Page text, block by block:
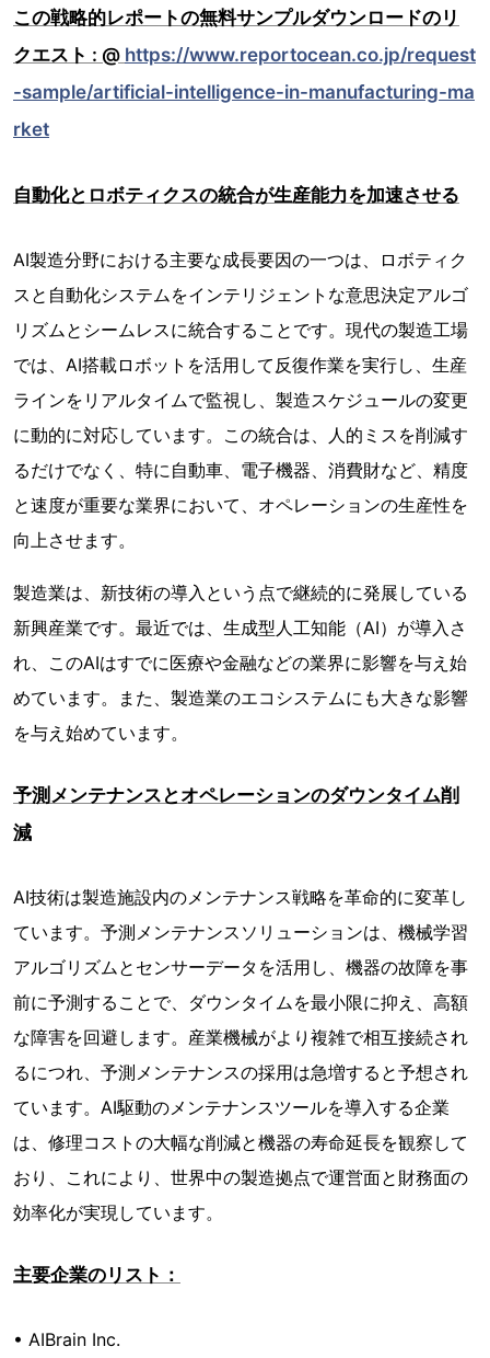
この戦略的レポートの無料サンプルダウンロードのリ
クエスト : @ https://www.reportocean.co.jp/request
-sample/artificial-intelligence-in-manufacturing-ma
rket
自動化とロボティクスの統合が生産能力を加速させる
AI製造分野における主要な成長要因の一つは、ロボティク
スと自動化システムをインテリジェントな意思決定アルゴ
リズムとシームレスに統合することです。現代の製造工場
では、AI搭載ロボットを活用して反復作業を実行し、生産
ラインをリアルタイムで監視し、製造スケジュールの変更
に動的に対応しています。この統合は、人的ミスを削減す
るだけでなく、特に自動車、電子機器、消費財など、精度
と速度が重要な業界において、オペレーションの生産性を
向上させます。
製造業は、新技術の導入という点で継続的に発展している
新興産業です。最近では、生成型人工知能（AI）が導入さ
れ、このAIはすでに医療や金融などの業界に影響を与え始
めています。また、製造業のエコシステムにも大きな影響
を与え始めています。
予測メンテナンスとオペレーションのダウンタイム削
減
AI技術は製造施設内のメンテナンス戦略を革命的に変革し
ています。予測メンテナンスソリューションは、機械学習
アルゴリズムとセンサーデータを活用し、機器の故障を事
前に予測することで、ダウンタイムを最小限に抑え、高額
な障害を回避します。産業機械がより複雑で相互接続され
るにつれ、予測メンテナンスの採用は急増すると予想され
ています。AI駆動のメンテナンスツールを導入する企業
は、修理コストの大幅な削減と機器の寿命延長を観察して
おり、これにより、世界中の製造拠点で運営面と財務面の
効率化が実現しています。
主要企業のリスト：
• AIBrain Inc.